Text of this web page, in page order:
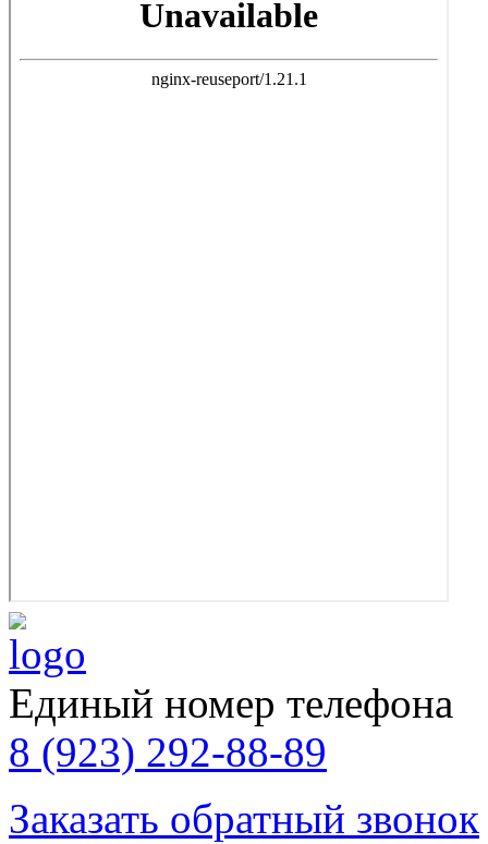
Единый номер телефона
8 (923) 292-88-89
Заказать обратный звонок